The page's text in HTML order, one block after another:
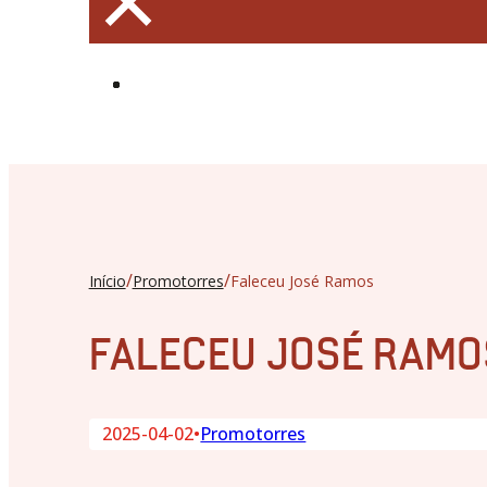
Início/Promotorres/Faleceu José Ramos
FALECEU JOSÉ
2025-04-02•Promotorres